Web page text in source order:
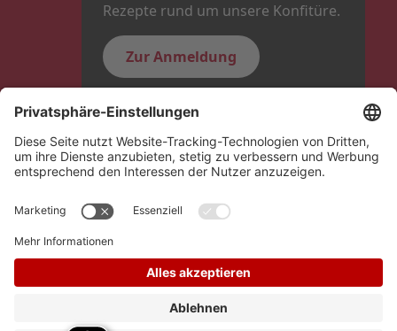
Rezepte rund um unsere Konfitüre.
Zur Anmeldung
Folge uns
Hero Global
Copyright © Schwartauer Werke 2026